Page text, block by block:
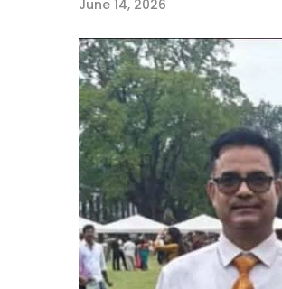
June 14, 2026